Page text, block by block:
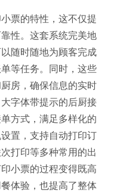
票的特性，这不仅提
性。这套系统完美地
随时随地为顾客完成
等任务。同时，这些
房，确保信息的实时
字体带提示的后厨接
方式，满足多样化的
置，支持自动打印订
打印等多种常用的出
小票的过程变得既高
体验，也提高了整体